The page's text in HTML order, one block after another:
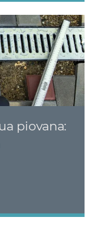
piovana: